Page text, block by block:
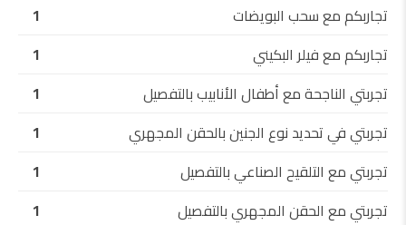
تجاربكم مع سحب البويضات
1
تجاربكم مع فيلر البكيني
1
تجربتي الناجحة مع أطفال الأنابيب بالتفصيل
1
تجربتي في تحديد نوع الجنين بالحقن المجهري
1
تجربتي مع التلقيح الصناعي بالتفصيل
1
تجربتي مع الحقن المجهري بالتفصيل
1